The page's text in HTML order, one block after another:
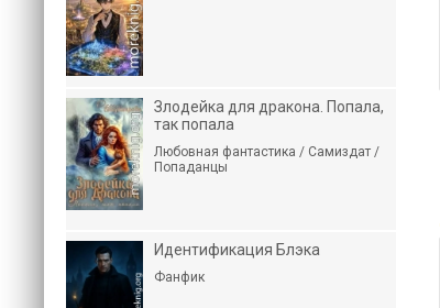
Злодейка для дракона. Попала,
так попала
Любовная фантастика / Самиздат /
Попаданцы
Идентификация Блэка
Фанфик